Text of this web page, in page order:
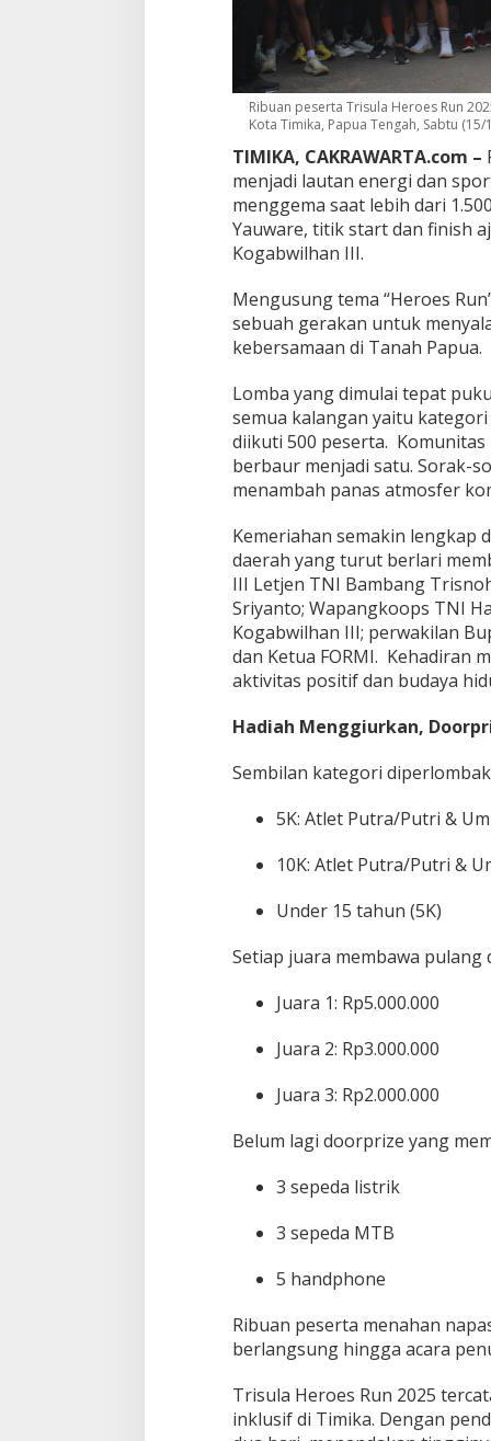
o
e
s
R
u
n
2
0
2
5
,
S
m
a
n
K
e
p
a
h
a
w
a
n
a
n
"
P
n
a
k
n
P
a
i
i
i
k
Ribuan peserta Trisula Heroes Run
Kota Timika, Papua Tengah, Sabtu
TIMIKA, CAKRAWARTA.com –
menjadi lautan energi dan
menggema saat lebih dari
Yauware, titik start dan finish
Kogabwilhan III.
Mengusung tema “Heroes
sebuah gerakan untuk
kebersamaan di Tanah Papua.
Lomba yang dimulai tepat
semua kalangan yaitu
diikuti 500 peserta.
berbaur menjadi satu. Sorak-
menambah panas atmosfer
Kemeriahan semakin lengkap
daerah yang turut berlari
III Letjen TNI Bambang
Sriyanto; Wapangkoops TNI
Kogabwilhan III; perwakilan
dan Ketua FORMI. Kehadiran
aktivitas positif dan budaya
Hadiah Menggiurkan,
Sembilan kategori
5K: Atlet Putra/Putri &
10K: Atlet Putra/Putri &
Under 15 tahun (5K)
Setiap juara membawa pulang
Juara 1: Rp5.000.000
Juara 2: Rp3.000.000
Juara 3: Rp2.000.000
Belum lagi doorprize yang
3 sepeda listrik
3 sepeda MTB
5 handphone
Ribuan peserta menahan
berlangsung hingga acara
Trisula Heroes Run 2025
inklusif di Timika. Dengan